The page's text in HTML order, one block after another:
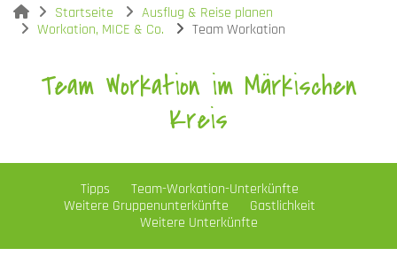
You are here:
Startseite
Ausflug & Reise planen
Workation, MICE & Co.
Team Workation
Team Workation im Märkischen
Kreis
Tipps
Team-Workation-Unterkünfte
Weitere Gruppenunterkünfte
Gastlichkeit
Weitere Unterkünfte